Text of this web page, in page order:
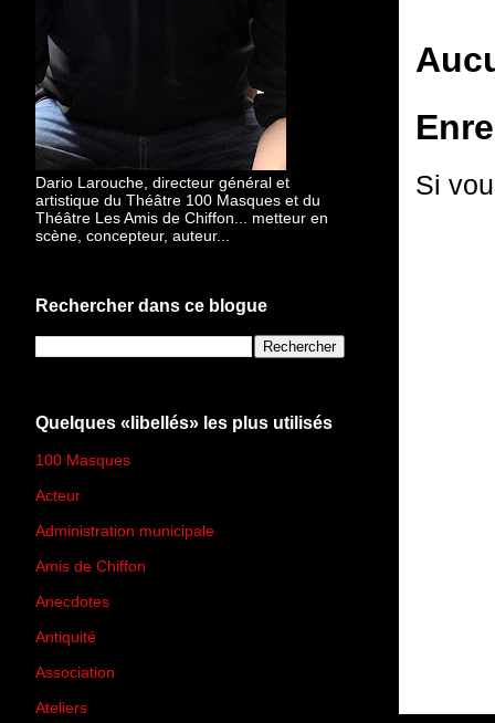
Si
Dario Larouche, directeur général et
artistique du Théâtre 100 Masques et du
Théâtre Les Amis de Chiffon... metteur en
scène, concepteur, auteur...
Rechercher dans ce blogue
Quelques «libellés» les plus utilisés
100 Masques
Acteur
Administration municipale
Amis de Chiffon
Anecdotes
Antiquité
Association
Ateliers